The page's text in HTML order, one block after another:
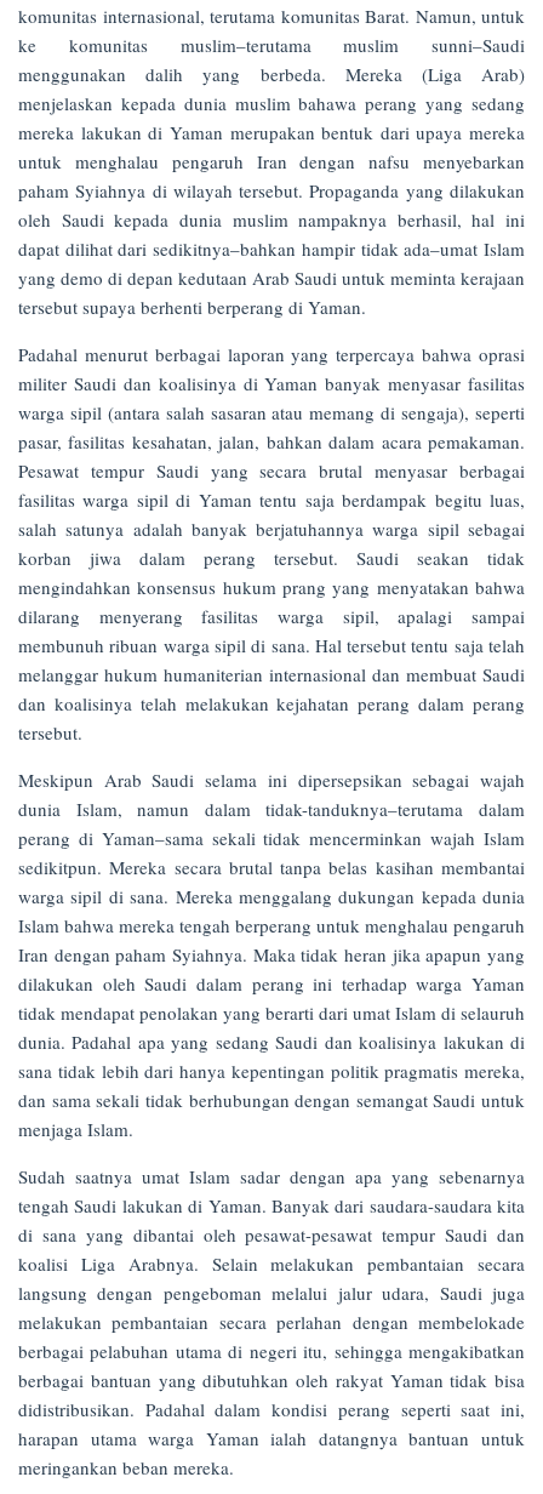
komunitas internasional, terutama komunitas Barat. Namun, untuk
ke komunitas muslim–terutama muslim sunni–Saudi
menggunakan dalih yang berbeda. Mereka (Liga Arab)
menjelaskan kepada dunia muslim bahawa perang yang sedang
mereka lakukan di Yaman merupakan bentuk dari upaya mereka
untuk menghalau pengaruh Iran dengan nafsu menyebarkan
paham Syiahnya di wilayah tersebut. Propaganda yang dilakukan
oleh Saudi kepada dunia muslim nampaknya berhasil, hal ini
dapat dilihat dari sedikitnya–bahkan hampir tidak ada–umat Islam
yang demo di depan kedutaan Arab Saudi untuk meminta kerajaan
tersebut supaya berhenti berperang di Yaman.
Padahal menurut berbagai laporan yang terpercaya bahwa oprasi
militer Saudi dan koalisinya di Yaman banyak menyasar fasilitas
warga sipil (antara salah sasaran atau memang di sengaja), seperti
pasar, fasilitas kesahatan, jalan, bahkan dalam acara pemakaman.
Pesawat tempur Saudi yang secara brutal menyasar berbagai
fasilitas warga sipil di Yaman tentu saja berdampak begitu luas,
salah satunya adalah banyak berjatuhannya warga sipil sebagai
korban jiwa dalam perang tersebut. Saudi seakan tidak
mengindahkan konsensus hukum prang yang menyatakan bahwa
dilarang menyerang fasilitas warga sipil, apalagi sampai
membunuh ribuan warga sipil di sana. Hal tersebut tentu saja telah
melanggar hukum humaniterian internasional dan membuat Saudi
dan koalisinya telah melakukan kejahatan perang dalam perang
tersebut.
Meskipun Arab Saudi selama ini dipersepsikan sebagai wajah
dunia Islam, namun dalam tidak-tanduknya–terutama dalam
perang di Yaman–sama sekali tidak mencerminkan wajah Islam
sedikitpun. Mereka secara brutal tanpa belas kasihan membantai
warga sipil di sana. Mereka menggalang dukungan kepada dunia
Islam bahwa mereka tengah berperang untuk menghalau pengaruh
Iran dengan paham Syiahnya. Maka tidak heran jika apapun yang
dilakukan oleh Saudi dalam perang ini terhadap warga Yaman
tidak mendapat penolakan yang berarti dari umat Islam di selauruh
dunia. Padahal apa yang sedang Saudi dan koalisinya lakukan di
sana tidak lebih dari hanya kepentingan politik pragmatis mereka,
dan sama sekali tidak berhubungan dengan semangat Saudi untuk
menjaga Islam.
Sudah saatnya umat Islam sadar dengan apa yang sebenarnya
tengah Saudi lakukan di Yaman. Banyak dari saudara-saudara kita
di sana yang dibantai oleh pesawat-pesawat tempur Saudi dan
koalisi Liga Arabnya. Selain melakukan pembantaian secara
langsung dengan pengeboman melalui jalur udara, Saudi juga
melakukan pembantaian secara perlahan dengan membelokade
berbagai pelabuhan utama di negeri itu, sehingga mengakibatkan
berbagai bantuan yang dibutuhkan oleh rakyat Yaman tidak bisa
didistribusikan. Padahal dalam kondisi perang seperti saat ini,
harapan utama warga Yaman ialah datangnya bantuan untuk
meringankan beban mereka.